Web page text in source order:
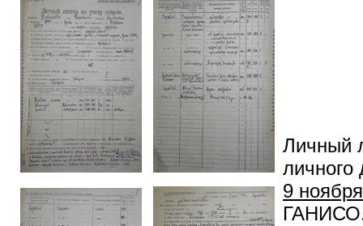
Личный
личного
9